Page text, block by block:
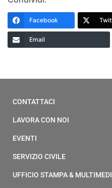
Facebook
Email
CONTATTACI
LAVORA CON NOI
EVENTI
SERVIZIO CIVILE
UFFICIO STAMPA &